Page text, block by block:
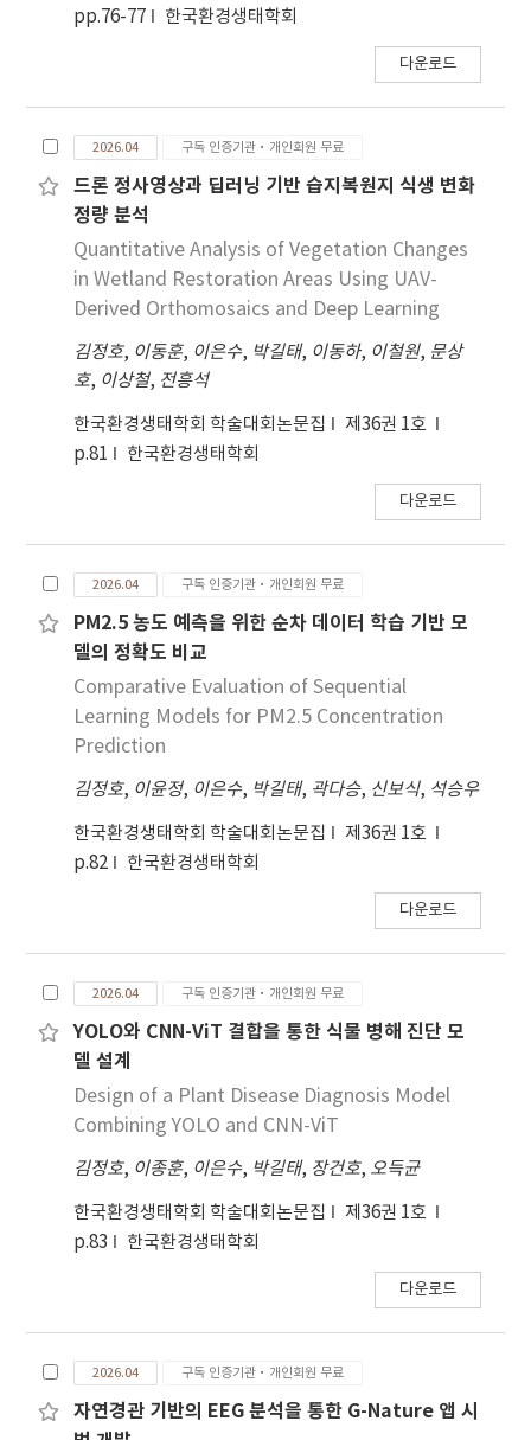
pp.76-77
한국환경생태학회
다운로드
2026.04 구독 인증기관·개인회원 무료
드론 정사영상과 딥러닝 기반 습지복원지 식생 변화
정량 분석
Quantitative Analysis of Vegetation Changes
in Wetland Restoration Areas Using UAV-
Derived Orthomosaics and Deep Learning
김정호, 이동훈, 이은수, 박길태, 이동하, 이철원, 문상
호, 이상철, 전흥석
한국환경생태학회 학술대회논문집
제36권 1호
p.81
한국환경생태학회
다운로드
2026.04 구독 인증기관·개인회원 무료
PM2.5 농도 예측을 위한 순차 데이터 학습 기반 모
델의 정확도 비교
Comparative Evaluation of Sequential
Learning Models for PM2.5 Concentration
Prediction
김정호, 이윤정, 이은수, 박길태, 곽다승, 신보식, 석승우
한국환경생태학회 학술대회논문집
제36권 1호
p.82
한국환경생태학회
다운로드
2026.04 구독 인증기관·개인회원 무료
YOLO와 CNN-ViT 결합을 통한 식물 병해 진단 모
델 설계
Design of a Plant Disease Diagnosis Model
Combining YOLO and CNN-ViT
김정호, 이종훈, 이은수, 박길태, 장건호, 오득균
한국환경생태학회 학술대회논문집
제36권 1호
p.83
한국환경생태학회
다운로드
2026.04 구독 인증기관·개인회원 무료
자연경관 기반의 EEG 분석을 통한 G-Nature 앱 시